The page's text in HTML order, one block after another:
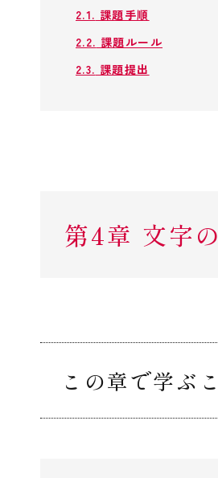
2.1. 課題手順
2.2. 課題ルール
2.3. 課題提出
第4章 文字
この章で学ぶ